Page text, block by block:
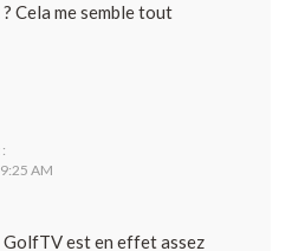
Cela me semble tout
AM
est en effet assez